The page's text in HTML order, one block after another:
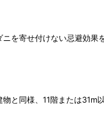
を寄せ付けない忌避効果
と同様、11階または31m